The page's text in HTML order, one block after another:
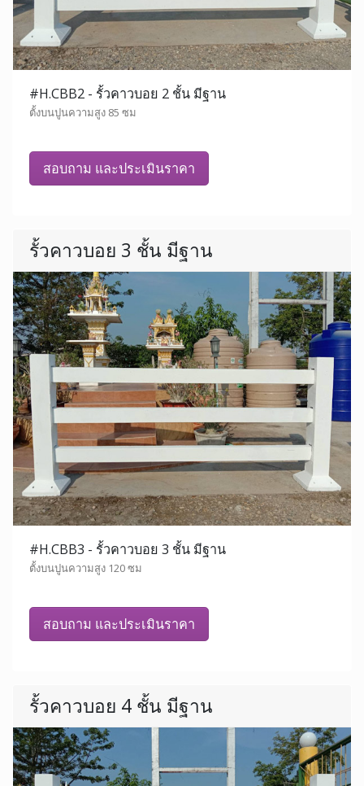
#H.CBB2 - รั้วคาวบอย 2 ชั้น มีฐาน
ตั้งบนปูนความสูง 85 ซม
สอบถาม และประเมินราคา
รั้วคาวบอย 3 ชั้น มีฐาน
#H.CBB3 - รั้วคาวบอย 3 ชั้น มีฐาน
ตั้งบนปูนความสูง 120 ซม
สอบถาม และประเมินราคา
รั้วคาวบอย 4 ชั้น มีฐาน